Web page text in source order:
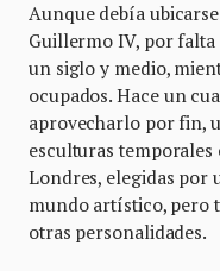
Aunque debía
Guillermo IV, por
un siglo y medio,
ocupados. Hace un
aprovecharlo por fin,
esculturas
Londres, elegidas por
mundo artístico, pero
otras personalidades.